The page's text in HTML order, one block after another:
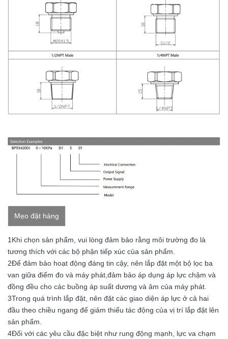
Mẹo đặt hàng
1Khi chọn sản phẩm, vui lòng đảm bảo rằng môi trường đo là
tương thích với các bộ phận tiếp xúc của sản phẩm.
2Để đảm bảo hoạt động đáng tin cậy, nên lắp đặt một bộ lọc ba
van giữa điểm đo và máy phát,đảm bảo áp dụng áp lực chậm và
đồng đều cho các buồng áp suất dương và âm của máy phát.
3Trong quá trình lắp đặt, nên đặt các giao diện áp lực ở cả hai
đầu theo chiều ngang để giảm thiểu tác động của vị trí lắp đặt lên
sản phẩm.
4Đối với các yêu cầu đặc biệt như rung động mạnh, lực va chạm